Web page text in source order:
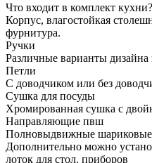
Что входит в комплект кухни?
Корпус, влагостойкая
фурнитура.
Ручки
Различные варианты
Петли
С доводчиком или без
Сушка для посуды
Хромированная сушка с
Направляющие пвш
Полновыдвижные
Дополнительно можно
лоток для стол. приборов